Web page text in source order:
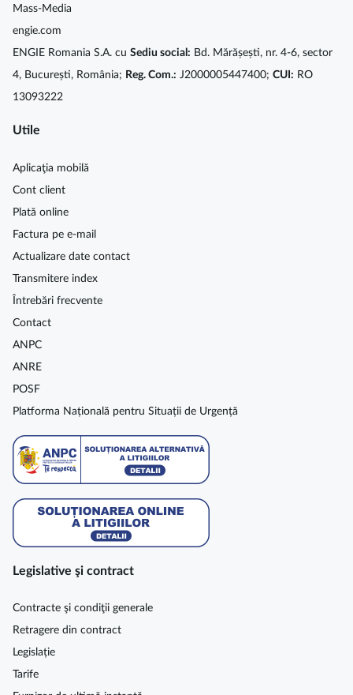
Mass-Media
engie.com
ENGIE Romania S.A. cu Sediu social: Bd. Mărășești, nr. 4-6, sector
4, București, România; Reg. Com.: J2000005447400; CUI: RO
13093222
Utile
Aplicaţia mobilă
Cont client
Plată online
Factura pe e-mail
Actualizare date contact
Transmitere index
Întrebări frecvente
Contact
ANPC
ANRE
POSF
Platforma Națională pentru Situații de Urgență
Legislative şi contract
Contracte şi condiţii generale
Retragere din contract
Legislație
Tarife